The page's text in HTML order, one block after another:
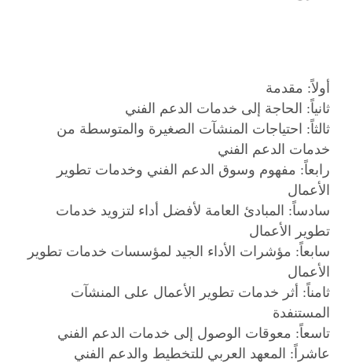
أولاً: مقدمة
ثانياً: الحاجة إلى خدمات الدعم الفني
ثالثاً: احتياجات المنشآت الصغيرة والمتوسطة من
خدمات الدعم الفني
رابعاً: مفهوم وسوق الدعم الفني وخدمات تطوير
الأعمال
سادساً: المبادئ العامة لأفضل أداء لتزويد خدمات
تطوير الأعمال
سابعاً: مؤشرات الأداء الجيد لمؤسسات خدمات تطوير
الأعمال
ثامناً: أثر خدمات تطوير الأعمال على المنشآت
المستنفدة
تاسعاً: معوقات الوصول إلى خدمات الدعم الفني
عاشراً: المعهد العربي للتخطيط والدعم الفني